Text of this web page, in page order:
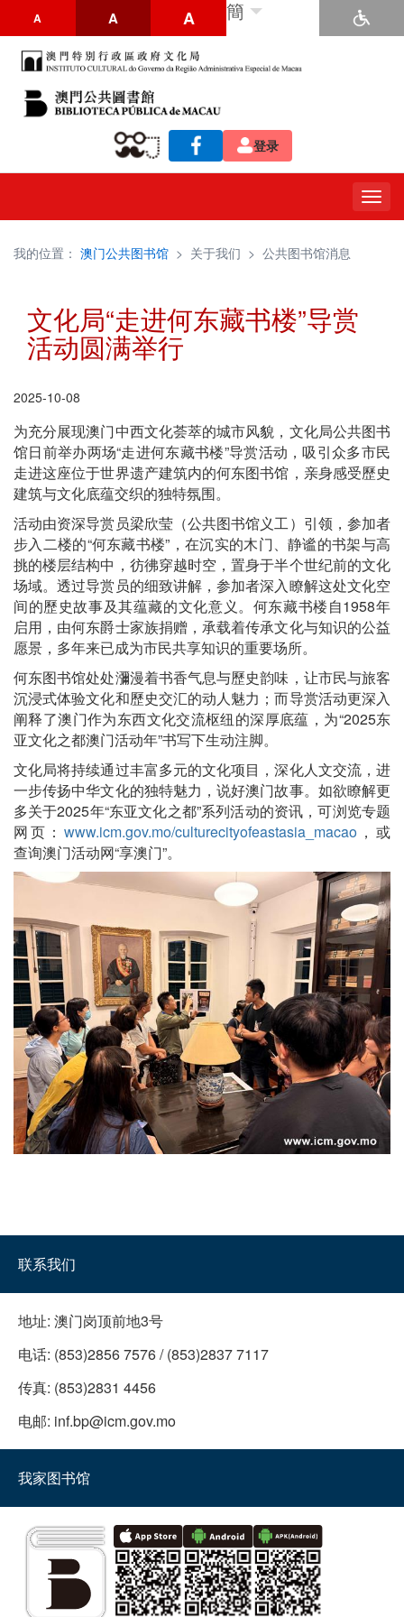
A A A 簡
登录
我的位置： 澳门公共图书馆 > 关于我们 > 公共图书馆消息
文化局“走进何东藏书楼”导赏
活动圆满举行
2025-10-08
为充分展现澳门中西文化荟萃的城市风貌，文化局公共图书
馆日前举办两场“走进何东藏书楼”导赏活动，吸引众多市民
走进这座位于世界遗产建筑内的何东图书馆，亲身感受歷史
建筑与文化底蕴交织的独特氛围。
活动由资深导赏员梁欣莹（公共图书馆义工）引领，参加者
步入二楼的“何东藏书楼”，在沉实的木门、静谧的书架与高
挑的楼层结构中，彷彿穿越时空，置身于半个世纪前的文化
场域。透过导赏员的细致讲解，参加者深入瞭解这处文化空
间的歷史故事及其蕴藏的文化意义。何东藏书楼自1958年
启用，由何东爵士家族捐赠，承载着传承文化与知识的公益
愿景，多年来已成为市民共享知识的重要场所。
何东图书馆处处瀰漫着书香气息与歷史韵味，让市民与旅客
沉浸式体验文化和歷史交汇的动人魅力；而导赏活动更深入
阐释了澳门作为东西文化交流枢纽的深厚底蕴，为“2025东
亚文化之都澳门活动年”书写下生动注脚。
文化局将持续通过丰富多元的文化项目，深化人文交流，进
一步传扬中华文化的独特魅力，说好澳门故事。如欲瞭解更
多关于2025年“东亚文化之都”系列活动的资讯，可浏览专题
网页： www.icm.gov.mo/culturecityofeastasia_macao，或
查询澳门活动网“享澳门”。
联系我们
地址: 澳门岗顶前地3号
电话: (853)2856 7576 / (853)2837 7117
传真: (853)2831 4456
电邮: inf.bp@icm.gov.mo
我家图书馆